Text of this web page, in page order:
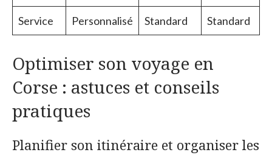
Service Personnalisé Standard Standard
Optimiser son voyage en
Corse : astuces et conseils
pratiques
Planifier son itinéraire et organiser les